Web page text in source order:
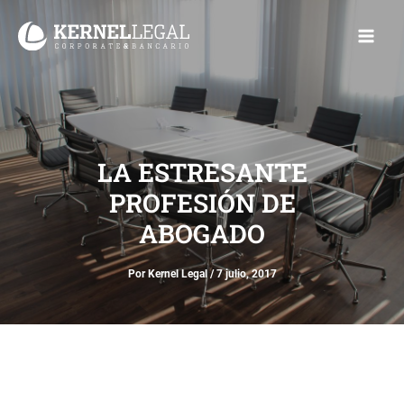
contenido
LA ESTRESANTE
PROFESIÓN DE
ABOGADO
Por Kernel Legal/7 julio, 2017